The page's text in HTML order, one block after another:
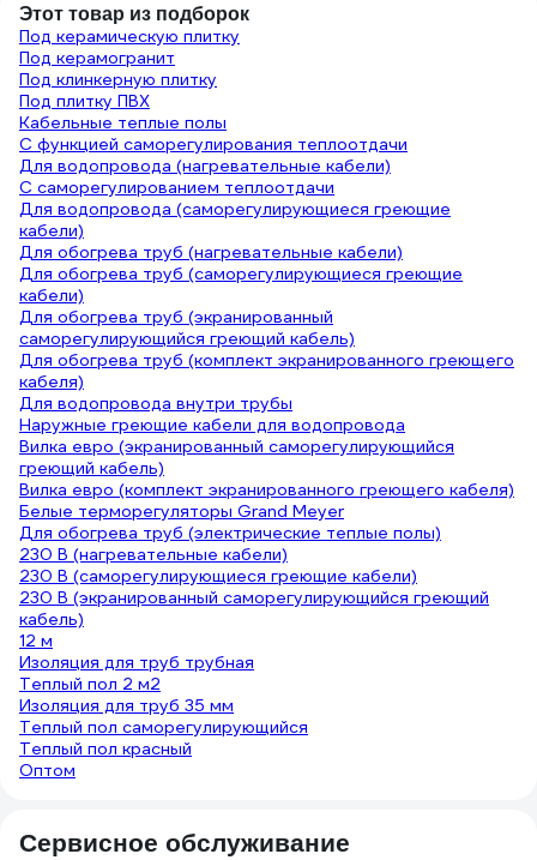
Этот товар из подборок
Под керамическую плитку
Под керамогранит
Под клинкерную плитку
Под плитку ПВХ
Кабельные теплые полы
С функцией саморегулирования теплоотдачи
Для водопровода (нагревательные кабели)
С саморегулированием теплоотдачи
Для водопровода (саморегулирующиеся греющие
кабели)
Для обогрева труб (нагревательные кабели)
Для обогрева труб (саморегулирующиеся греющие
кабели)
Для обогрева труб (экранированный
саморегулирующийся греющий кабель)
Для обогрева труб (комплект экранированного греющего
кабеля)
Для водопровода внутри трубы
Наружные греющие кабели для водопровода
Вилка евро (экранированный саморегулирующийся
греющий кабель)
Вилка евро (комплект экранированного греющего кабеля)
Белые терморегуляторы Grand Meyer
Для обогрева труб (электрические теплые полы)
230 В (нагревательные кабели)
230 В (саморегулирующиеся греющие кабели)
230 В (экранированный саморегулирующийся греющий
кабель)
12 м
Изоляция для труб трубная
Теплый пол 2 м2
Изоляция для труб 35 мм
Теплый пол саморегулирующийся
Теплый пол красный
Оптом
Сервисное обслуживание